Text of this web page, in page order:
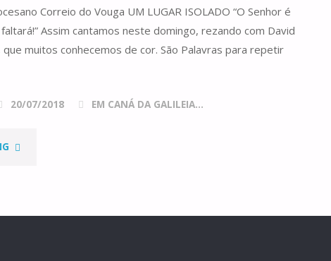
Correio do Vouga UM LUGAR ISOLADO “O Senhor é
Assim cantamos neste domingo, rezando com David
muitos conhecemos de cor. São Palavras para repetir
20/07/2018 EM CANÁ DA GALILEIA...
"DOMINGO